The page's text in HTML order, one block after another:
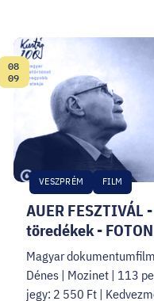
AUER FESZTIVÁL
töredékek -
VESZPRÉM FILM
Date:
08
09
Magyar
Dénes | Mozinet | 113
jegy: 2 550 Ft |